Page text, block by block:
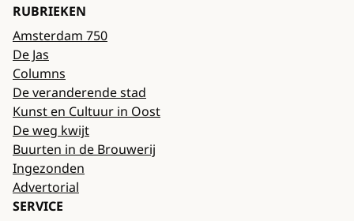
RUBRIEKEN
Amsterdam 750
De Jas
Columns
De veranderende stad
Kunst en Cultuur in Oost
De weg kwijt
Buurten in de Brouwerij
Ingezonden
Advertorial
SERVICE